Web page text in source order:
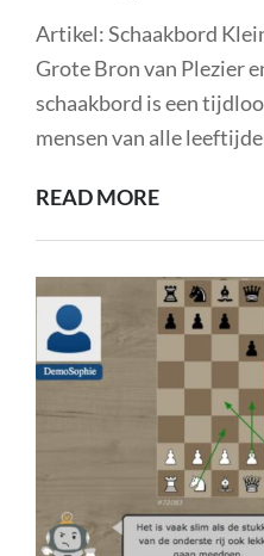
Artikel: Schaakbord
Grote Bron van Plezier
schaakbord is een
mensen van alle
READ MOREONTDEK
VAN
HET
KLEINE
GROOTSE
IN